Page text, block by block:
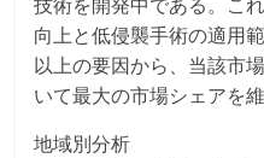
向上と低侵襲手術の適用
以上の要因から、当該市
いて最大の市場シェアを
地域別分析